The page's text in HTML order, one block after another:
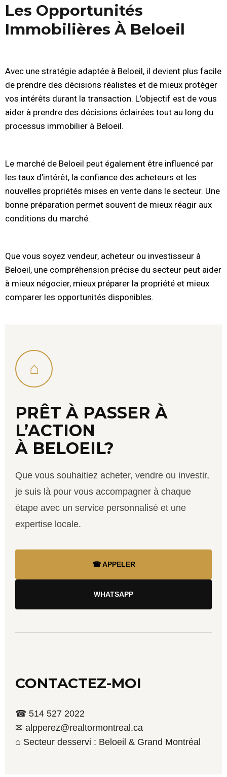
Les Opportunités
Immobilières À Beloeil
Avec une stratégie adaptée à Beloeil, il devient plus facile
de prendre des décisions réalistes et de mieux protéger
vos intérêts durant la transaction. L’objectif est de vous
aider à prendre des décisions éclairées tout au long du
processus immobilier à Beloeil.
Le marché de Beloeil peut également être influencé par
les taux d’intérêt, la confiance des acheteurs et les
nouvelles propriétés mises en vente dans le secteur. Une
bonne préparation permet souvent de mieux réagir aux
conditions du marché.
Que vous soyez vendeur, acheteur ou investisseur à
Beloeil, une compréhension précise du secteur peut aider
à mieux négocier, mieux préparer la propriété et mieux
comparer les opportunités disponibles.
⌂
PRÊT À PASSER À
L’ACTION
À BELOEIL?
Que vous souhaitiez acheter, vendre ou investir,
je suis là pour vous accompagner à chaque
étape avec un service personnalisé et une
expertise locale.
☎ APPELER
WHATSAPP
CONTACTEZ-MOI
☎ 514 527 2022
✉ alpperez@realtormontreal.ca
⌂ Secteur desservi : Beloeil & Grand Montréal